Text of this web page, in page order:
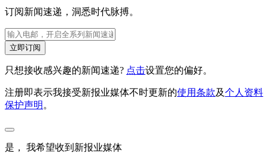
订阅新闻速递，洞悉时代脉搏。
立即订阅
只想接收感兴趣的新闻速递? 点击设置您的偏好。
注册即表示我接受新报业媒体不时更新的使用条款及个人资料
保护声明 。
是， 我希望收到新报业媒体